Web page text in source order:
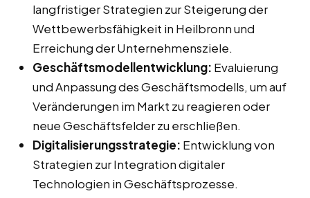
langfristiger Strategien zur Steigerung der
Wettbewerbsfähigkeit in Heilbronn und
Erreichung der Unternehmensziele.
Geschäftsmodellentwicklung: Evaluierung
und Anpassung des Geschäftsmodells, um auf
Veränderungen im Markt zu reagieren oder
neue Geschäftsfelder zu erschließen.
Digitalisierungsstrategie: Entwicklung von
Strategien zur Integration digitaler
Technologien in Geschäftsprozesse.